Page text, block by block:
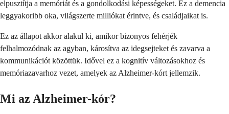
elpusztítja a memóriát és a gondolkodási képességeket. Ez a demencia
leggyakoribb oka, világszerte milliókat érintve, és családjaikat is.
Ez az állapot akkor alakul ki, amikor bizonyos fehérjék
felhalmozódnak az agyban, károsítva az idegsejteket és zavarva a
kommunikációt közöttük. Idővel ez a kognitív változásokhoz és
memóriazavarhoz vezet, amelyek az Alzheimer-kórt jellemzik.
Mi az Alzheimer-kór?